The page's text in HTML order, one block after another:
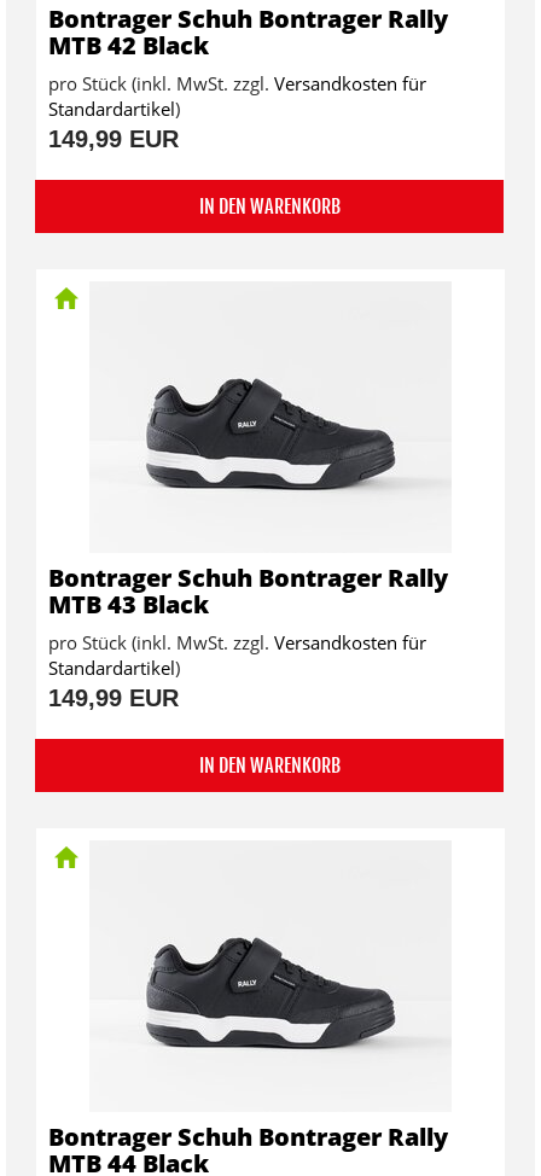
Bontrager Schuh Bontrager Rally
MTB 42 Black
pro Stück (inkl. MwSt. zzgl. Versandkosten für
Standardartikel)
149,99 EUR
IN DEN WARENKORB
Bontrager Schuh Bontrager Rally
MTB 43 Black
pro Stück (inkl. MwSt. zzgl. Versandkosten für
Standardartikel)
149,99 EUR
IN DEN WARENKORB
Bontrager Schuh Bontrager Rally
MTB 44 Black